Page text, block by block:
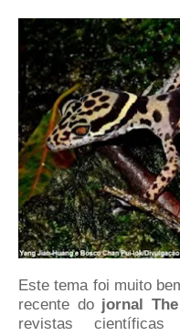
Este tema foi muito
recente do jornal
revistas